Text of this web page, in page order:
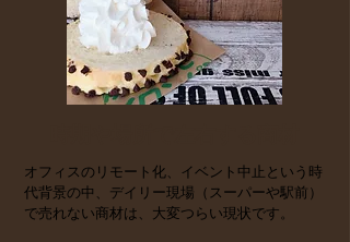
オフィスのリモート化、イベント中止という時
代背景の中、デイリー現場（スーパーや駅前）
で売れない商材は、大変つらい現状です。